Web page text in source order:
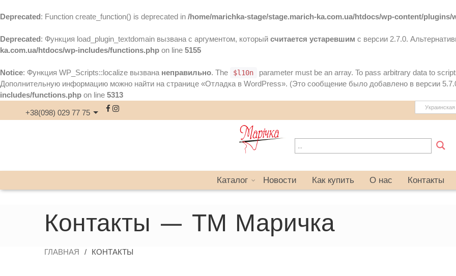
Deprecated: Function create_function() is deprecated in /home/marichka-stage/stage.marich-ka.com.ua/htdocs/wp-content/
Deprecated: Функция load_plugin_textdomain вызвана с аргументом, который считается устаревшим с версии 2.7.0.
ka.com.ua/htdocs/wp-includes/functions.php on line 5155
Notice: Функция WP_Scripts::localize вызвана неправильно. The $l10n
parameter must be an array. To pass arbitrary data to
Дополнительную информацию можно найти на странице «Отладка в WordPress». (Это сообщение было добавлено в версии
includes/functions.php on line 5313
+38(098) 029 77 75
Каталог Новости Как купить О наc Контакты
Контакты — ТМ Маричка
ГЛАВНАЯ / КОНТАКТЫ